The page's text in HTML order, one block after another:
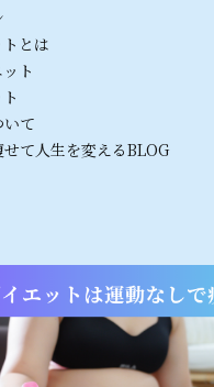
とは
ト
て
て人生を変えるBLOG